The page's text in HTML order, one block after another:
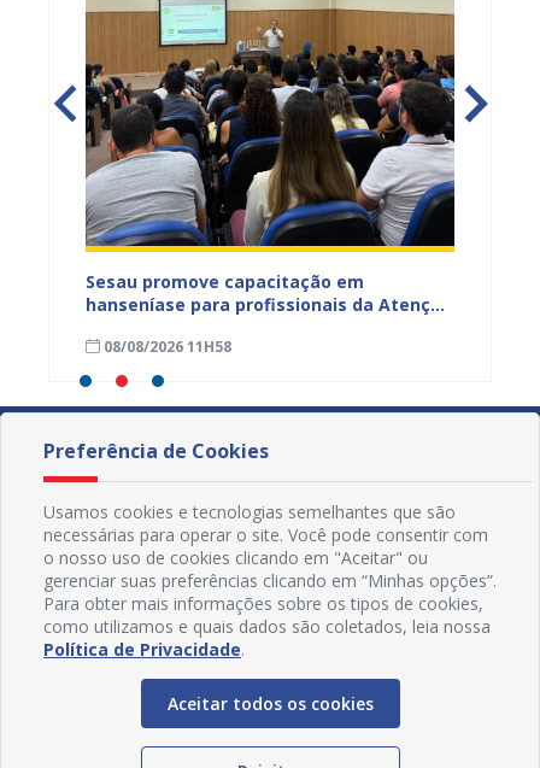
Sesau promove capacitação em
hanseníase para profissionais da Atenção
08/08/2026 11H58
Preferência de Cookies
Usamos cookies e tecnologias semelhantes que são
necessárias para operar o site. Você pode consentir com
o nosso uso de cookies clicando em "Aceitar" ou
gerenciar suas preferências clicando em “Minhas opções”.
Para obter mais informações sobre os tipos de cookies,
como utilizamos e quais dados são coletados, leia nossa
Política de Privacidade.
Aceitar todos os cookies